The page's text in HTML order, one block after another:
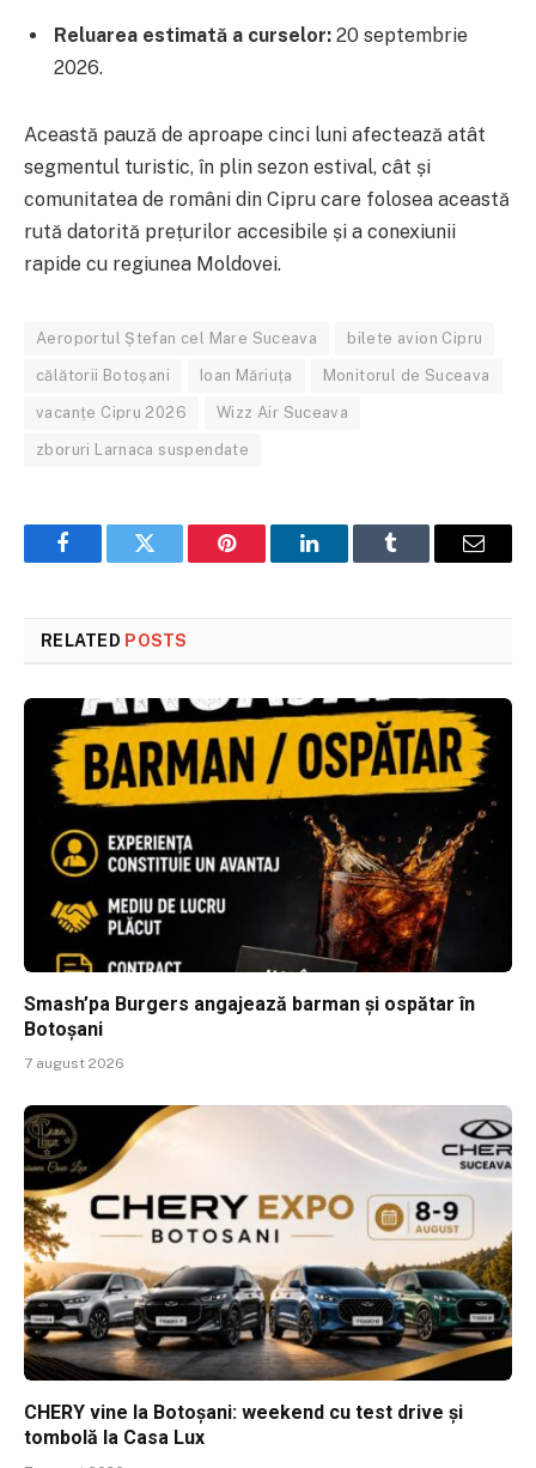
Reluarea estimată a curselor: 20 septembrie
2026.
Această pauză de aproape cinci luni afectează atât
segmentul turistic, în plin sezon estival, cât și
comunitatea de români din Cipru care folosea această
rută datorită prețurilor accesibile și a conexiunii
rapide cu regiunea Moldovei.
Aeroportul Ștefan cel Mare Suceava bilete avion Cipru
călătorii Botoșani Ioan Măriuța Monitorul de Suceava
vacanțe Cipru 2026 Wizz Air Suceava
zboruri Larnaca suspendate
FacebookTwitter Pinterest LinkedInTumblr Email
RELATED POSTS
Smash’pa Burgers angajează barman și ospătar în
Botoșani
7 august 2026
CHERY vine la Botoșani: weekend cu test drive și
tombolă la Casa Lux